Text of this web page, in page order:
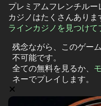
プレミアムフレンチル
カジノはたくさんありま
ラインカジノを見つけて
残念ながら、このゲー
不可能です。
全ての無料を見るか、
ネーでプレイします。